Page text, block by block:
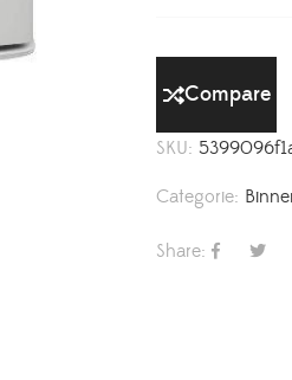
Compare
SKU:
Categorie:
Share: